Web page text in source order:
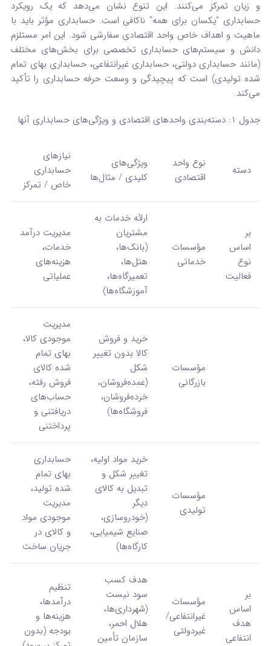
و زیان تمرکز می‌کنند. این تنوع نشان می‌دهد که یک رویکرد
حسابداری “یکسان برای همه” ناکافی است. حسابداری مؤثر باید با
ماهیت و اهداف خاص واحد اقتصادی سفارشی شود. این امر مستلزم
دانش و سیستم‌های حسابداری تخصصی برای بخش‌های مختلف
(مانند حسابداری دولتی، حسابداری غیرانتفاعی، حسابداری بهای تمام
شده تولیدی) است که پیچیدگی و وسعت حرفه حسابداری را تأکید
می‌کند.
جدول 1: دسته‌بندی واحدهای اقتصادی و ویژگی‌های حسابداری آنها
دسته
نوع واحد
اقتصادی
ویژگی‌های
کلیدی / مثال‌ها
نیازهای
حسابداری
خاص / تمرکز
بر
اساس
نوع
فعالیت
مؤسسات
خدماتی
ارائه خدمات به
مشتریان
(بانک‌ها،
هتل‌ها،
تعمیرگاه‌ها،
آموزشگاه‌ها)
مدیریت درآمد
خدمات،
هزینه‌های
عملیاتی
مؤسسات
بازرگانی
خرید و فروش
کالا بدون تغییر
شکل
(عمده‌فروشان،
خرده‌فروشان،
فروشگاه‌ها)
مدیریت
موجودی کالا،
بهای تمام
شده کالای
فروش رفته،
حساب‌های
دریافتنی و
پرداختنی
مؤسسات
تولیدی
خرید مواد اولیه،
تغییر شکل و
تبدیل به کالای
دیگر
(خودروسازی،
صنایع شیمیایی،
کارگاه‌ها)
حسابداری
بهای تمام
شده تولید،
مدیریت
موجودی مواد
و کالای در
جریان ساخت
بر
اساس
هدف
انتفاعی
مؤسسات
غیرانتفاعی/
غیردولتی
هدف کسب
سود نیست
(شهرداری‌ها،
هلال احمر،
سازمان تأمین
تنظیم
درآمدها،
هزینه‌ها و
بودجه (بدون